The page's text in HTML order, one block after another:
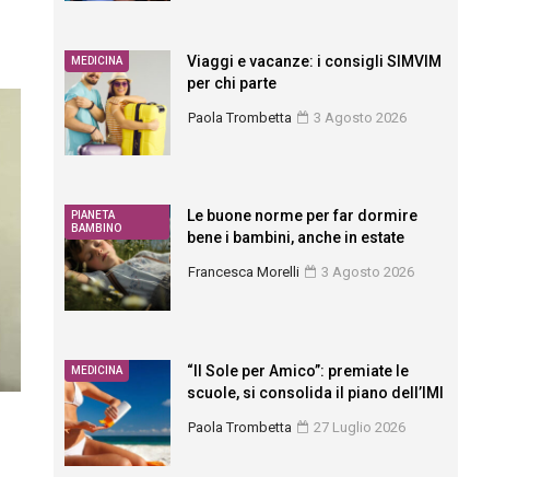
MEDICINA
Viaggi e vacanze: i consigli SIMVIM
per chi parte
Paola Trombetta 3 Agosto 2026
PIANETA
BAMBINO
Le buone norme per far dormire
bene i bambini, anche in estate
Francesca Morelli 3 Agosto 2026
MEDICINA
“Il Sole per Amico”: premiate le
scuole, si consolida il piano dell’IMI
Paola Trombetta 27 Luglio 2026